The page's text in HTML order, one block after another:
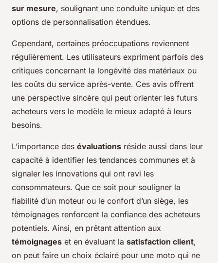
sur mesure, soulignant une conduite unique et des
options de personnalisation étendues.
Cependant, certaines préoccupations reviennent
régulièrement. Les utilisateurs expriment parfois des
critiques concernant la longévité des matériaux ou
les coûts du service après-vente. Ces avis offrent
une perspective sincère qui peut orienter les futurs
acheteurs vers le modèle le mieux adapté à leurs
besoins.
L’importance des évaluations réside aussi dans leur
capacité à identifier les tendances communes et à
signaler les innovations qui ont ravi les
consommateurs. Que ce soit pour souligner la
fiabilité d’un moteur ou le confort d’un siège, les
témoignages renforcent la confiance des acheteurs
potentiels. Ainsi, en prêtant attention aux
témoignages et en évaluant la satisfaction client,
on peut faire un choix éclairé pour une moto qui ne